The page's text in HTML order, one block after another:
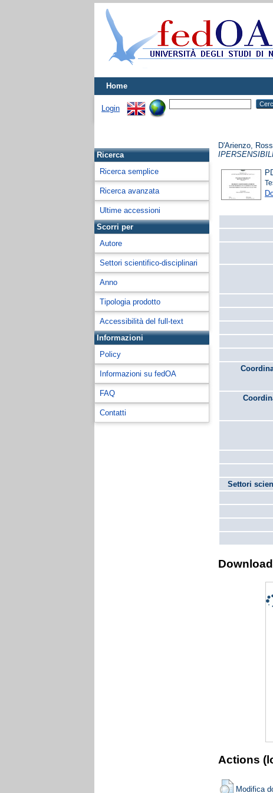
Home
Login
Ricerca
Ricerca semplice
Ricerca avanzata
Ultime accessioni
Scorri per
Autore
Settori scientifico-disciplinari
Anno
Tipologia prodotto
Accessibilità del full-text
Informazioni
Policy
Informazioni su fedOA
FAQ
Contatti
D'Arienzo,
Settori
Actions
Modifica